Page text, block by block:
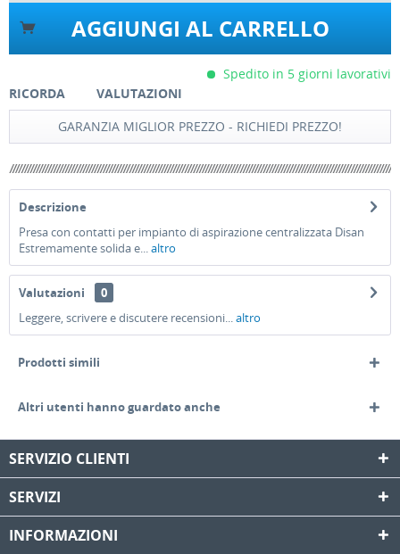
AGGIUNGI AL CARRELLO
Spedito in 5 giorni lavorativi
RICORDA
VALUTAZIONI
GARANZIA MIGLIOR PREZZO - RICHIEDI PREZZO!
Descrizione
Presa con contatti per impianto di aspirazione centralizzata Disan
Estremamente solida e...altro
Valutazioni
0
Leggere, scrivere e discutere recensioni...altro
Prodotti simili
Altri utenti hanno guardato anche
SERVIZIO CLIENTI
SERVIZI
INFORMAZIONI